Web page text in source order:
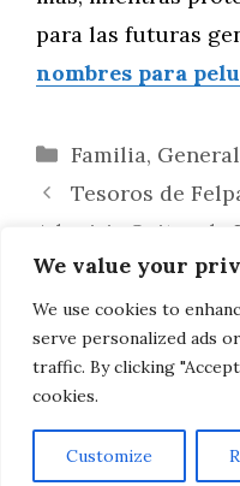
We value your
We use cookies to
serve personalized ads
traffic. By clicking
cookies.
Customize
para las futuras
nombres para
Categorías
Familia, General
Tesoros de
Adquirir Ositos de
Abrazando el
de Peluche
Sostenibilidad
AVISO LEGAL,